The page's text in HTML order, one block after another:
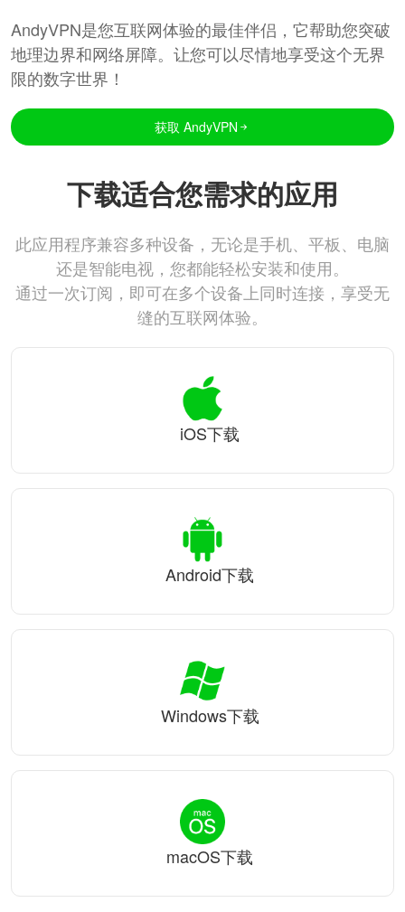
AndyVPN是您互联网体验的最佳伴侣，它帮助您突破
地理边界和网络屏障。让您可以尽情地享受这个无界
限的数字世界！
获取 AndyVPN
下载适合您需求的应用
此应用程序兼容多种设备，无论是手机、平板、电脑
还是智能电视，您都能轻松安装和使用。
通过一次订阅，即可在多个设备上同时连接，享受无
缝的互联网体验。
iOS下载
Android下载
Windows下载
macOS下载